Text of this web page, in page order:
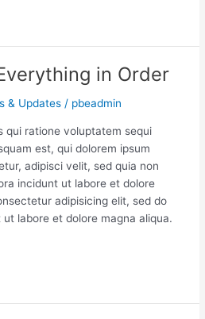
in Order
& Updates / pbeadmin
qui ratione voluptatem sequi
est, qui dolorem ipsum
adipisci velit, sed quia non
incidunt ut labore et dolore
adipisicing elit, sed do
labore et dolore magna aliqua.